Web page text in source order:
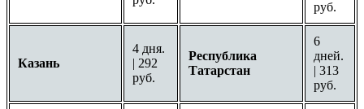
руб.
Казань
4 дня.
| 292
руб.
Республика
Татарстан
6
дней.
| 313
руб.